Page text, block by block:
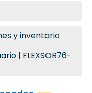
y inventario
| FLEXSOR76-